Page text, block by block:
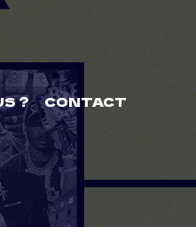
? CONTACT